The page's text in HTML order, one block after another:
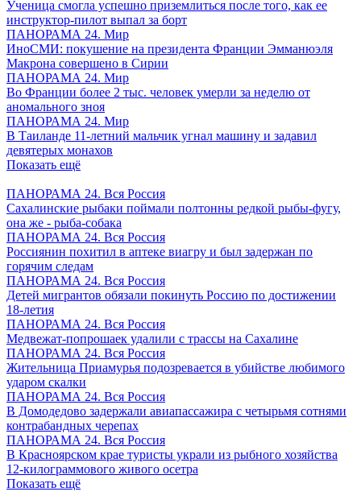
Ученица смогла успешно приземлиться после того, как ее
инструктор-пилот выпал за борт
ПАНОРАМА 24. Мир
ИноСМИ: покушение на президента Франции Эмманюэля
Макрона совершено в Сирии
ПАНОРАМА 24. Мир
Во Франции более 2 тыс. человек умерли за неделю от
аномального зноя
ПАНОРАМА 24. Мир
В Таиланде 11-летний мальчик угнал машину и задавил
девятерых монахов
Показать ещё
ПАНОРАМА 24. Вся Россия
Сахалинские рыбаки поймали полтонны редкой рыбы-фугу,
она же - рыба-собака
ПАНОРАМА 24. Вся Россия
Россиянин похитил в аптеке виагру и был задержан по
горячим следам
ПАНОРАМА 24. Вся Россия
Детей мигрантов обязали покинуть Россию по достижении
18-летия
ПАНОРАМА 24. Вся Россия
Медвежат-попрошаек удалили с трассы на Сахалине
ПАНОРАМА 24. Вся Россия
Жительница Приамурья подозревается в убийстве любимого
ударом скалки
ПАНОРАМА 24. Вся Россия
В Домодедово задержали авиапассажира с четырьмя сотнями
контрабандных черепах
ПАНОРАМА 24. Вся Россия
В Красноярском крае туристы украли из рыбного хозяйства
12-килограммового живого осетра
Показать ещё